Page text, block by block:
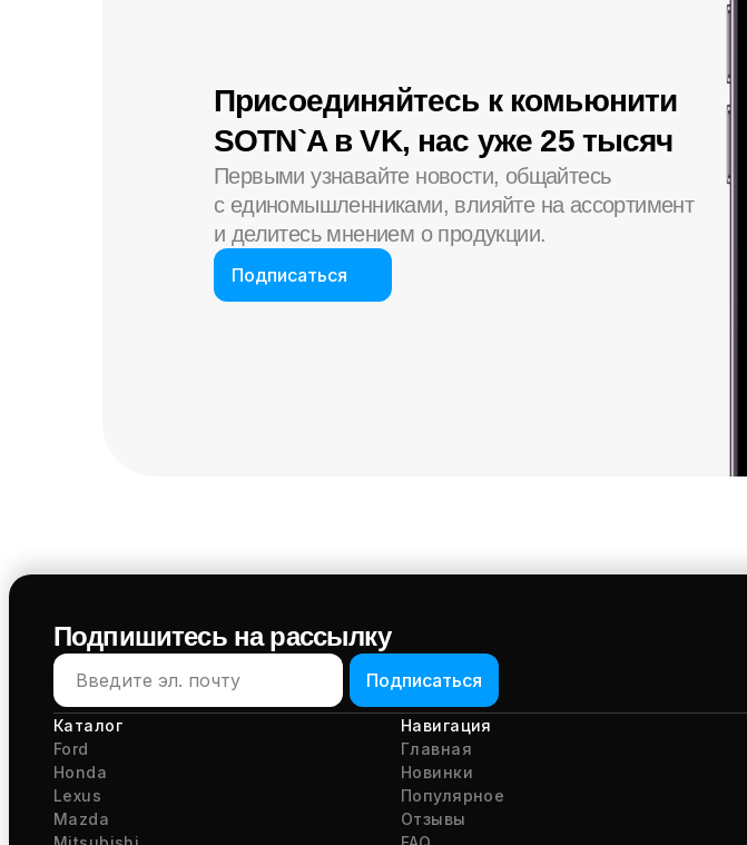
Присоединяйтесь к комьюнити
SOTN`A в VK, нас уже 25 тысяч
Первыми узнавайте новости, общайтесь
с единомышленниками, влияйте на ассортимент
и делитесь мнением о продукции.
Подписаться
Подпишитесь на рассылку
Подписаться
Каталог
Ford
Honda
Lexus
Mazda
Навигация
Главная
Новинки
Популярное
Отзывы